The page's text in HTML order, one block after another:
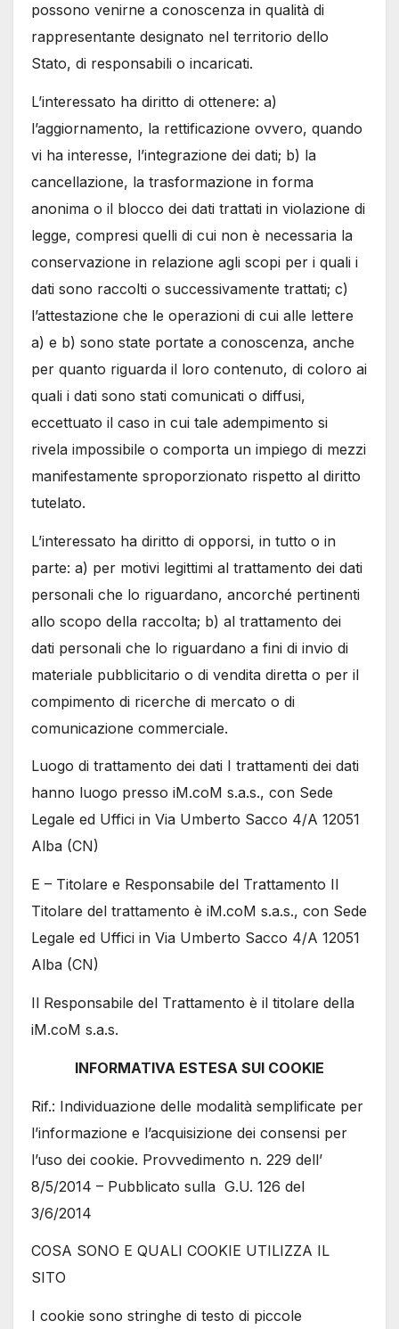
possono venirne a conoscenza in qualità di
rappresentante designato nel territorio dello
Stato, di responsabili o incaricati.
L’interessato ha diritto di ottenere: a)
l’aggiornamento, la rettificazione ovvero, quando
vi ha interesse, l’integrazione dei dati; b) la
cancellazione, la trasformazione in forma
anonima o il blocco dei dati trattati in violazione di
legge, compresi quelli di cui non è necessaria la
conservazione in relazione agli scopi per i quali i
dati sono raccolti o successivamente trattati; c)
l’attestazione che le operazioni di cui alle lettere
a) e b) sono state portate a conoscenza, anche
per quanto riguarda il loro contenuto, di coloro ai
quali i dati sono stati comunicati o diffusi,
eccettuato il caso in cui tale adempimento si
rivela impossibile o comporta un impiego di mezzi
manifestamente sproporzionato rispetto al diritto
tutelato.
L’interessato ha diritto di opporsi, in tutto o in
parte: a) per motivi legittimi al trattamento dei dati
personali che lo riguardano, ancorché pertinenti
allo scopo della raccolta; b) al trattamento dei
dati personali che lo riguardano a fini di invio di
materiale pubblicitario o di vendita diretta o per il
compimento di ricerche di mercato o di
comunicazione commerciale.
Luogo di trattamento dei dati I trattamenti dei dati
hanno luogo presso iM.coM s.a.s., con Sede
Legale ed Uffici in Via Umberto Sacco 4/A 12051
Alba (CN)
E – Titolare e Responsabile del Trattamento Il
Titolare del trattamento è iM.coM s.a.s., con Sede
Legale ed Uffici in Via Umberto Sacco 4/A 12051
Alba (CN)
Il Responsabile del Trattamento è il titolare della
iM.coM s.a.s.
INFORMATIVA ESTESA SUI COOKIE
Rif.: Individuazione delle modalità semplificate per
l’informazione e l’acquisizione dei consensi per
l’uso dei cookie. Provvedimento n. 229 dell’
8/5/2014 – Pubblicato sulla G.U. 126 del
3/6/2014
COSA SONO E QUALI COOKIE UTILIZZA IL
SITO
I cookie sono stringhe di testo di piccole